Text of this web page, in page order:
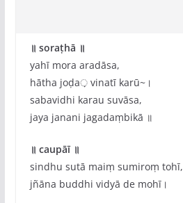
॥ soraṭhā ॥
yahī mora aradāsa,
hātha joḍa़ vinatī karū~।
sabavidhi karau suvāsa,
jaya janani jagadaṃbikā ॥
॥ caupāī ॥
sindhu sutā maiṃ sumiroṃ tohī,
jñāna buddhi vidyā de mohī।